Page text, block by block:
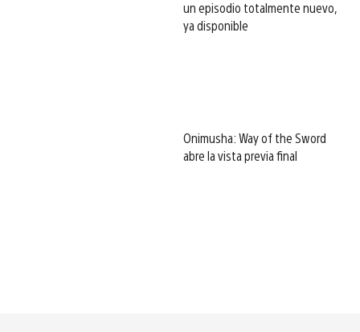
un episodio totalmente nuevo,
ya disponible
Onimusha: Way of the Sword
abre la vista previa final